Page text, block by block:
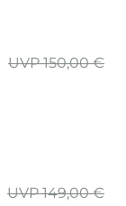
UVP 150,00 €
UVP 149,00 €